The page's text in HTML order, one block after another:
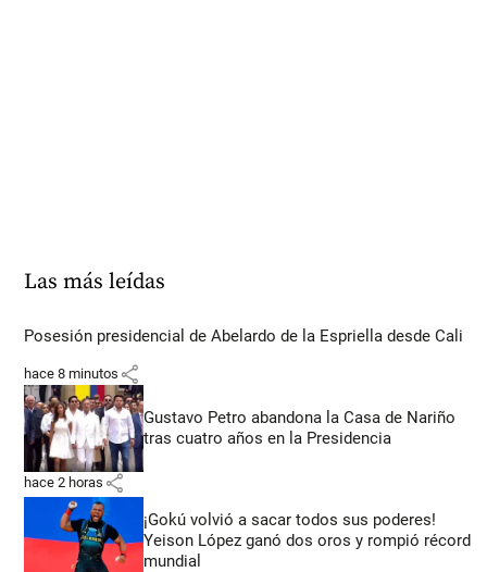
Las más leídas
Posesión presidencial de Abelardo de la Espriella desde Cali
hace 8 minutos share
Gustavo Petro abandona la Casa de Nariño
tras cuatro años en la Presidencia
hace 2 horas share
¡Gokú volvió a sacar todos sus poderes!
Yeison López ganó dos oros y rompió récord
mundial